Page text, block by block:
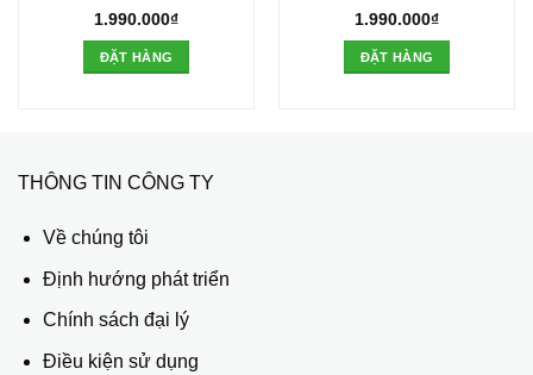
1.990.000₫
ĐẶT HÀNG
1.990.000₫
ĐẶT HÀNG
THÔNG TIN CÔNG TY
Về chúng tôi
Định hướng phát triển
Chính sách đại lý
Điều kiện sử dụng